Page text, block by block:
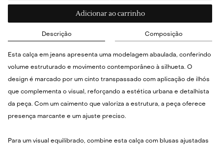
Adicionar ao carrinho
Descrição Composição
Esta calça em jeans apresenta uma modelagem abaulada, conferindo
volume estruturado e movimento contemporâneo à silhueta. O
design é marcado por um cinto transpassado com aplicação de ilhós
que complementa o visual, reforçando a estética urbana e detalhista
da peça. Com um caimento que valoriza a estrutura, a peça oferece
presença marcante e um ajuste preciso.
Para um visual equilibrado, combine esta calça com blusas ajustadas